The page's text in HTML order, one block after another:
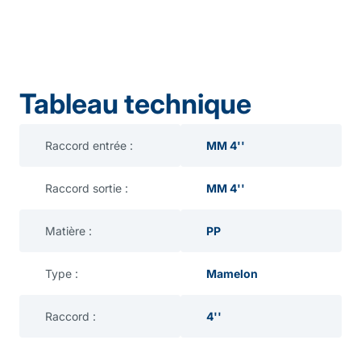
Tableau technique
Raccord entrée : MM 4''
Raccord sortie : MM 4''
Matière : PP
Type : Mamelon
Raccord : 4''